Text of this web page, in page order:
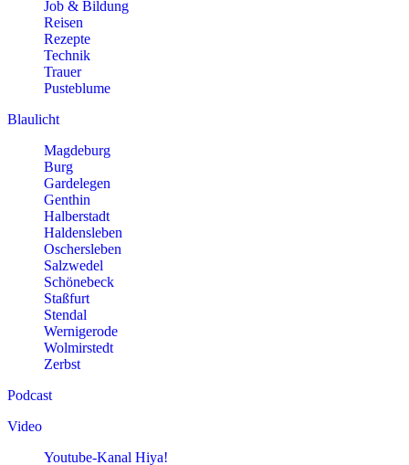
Job & Bildung
Reisen
Rezepte
Technik
Trauer
Pusteblume
Blaulicht
Magdeburg
Burg
Gardelegen
Genthin
Halberstadt
Haldensleben
Oschersleben
Salzwedel
Schönebeck
Staßfurt
Stendal
Wernigerode
Wolmirstedt
Zerbst
Podcast
Video
Youtube-Kanal Hiya!